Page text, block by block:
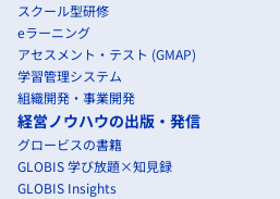
スクール型研修
eラーニング
アセスメント・テスト (GMAP)
学習管理システム
組織開発・事業開発
経営ノウハウの出版・発信
グロービスの書籍
GLOBIS 学び放題×知見録
GLOBIS Insights